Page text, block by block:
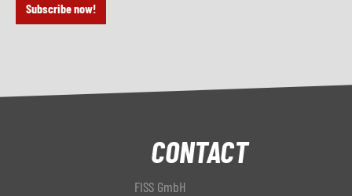
Subscribe now!
CONTACT
FISS GmbH